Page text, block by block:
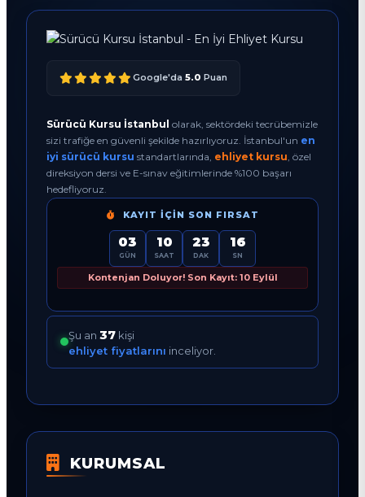
Google'da 5.0 Puan
Sürücü Kursu İstanbul olarak, sektördeki tecrübemizle
sizi trafiğe en güvenli şekilde hazırlıyoruz. İstanbul'un en
iyi sürücü kursu standartlarında, ehliyet kursu , özel
direksiyon dersi ve E-sınav eğitimlerinde %100 başarı
hedefliyoruz.
KAYIT İÇIN SON FIRSAT
03
GÜN
10
SAAT
23
DAK
15
SN
Kontenjan Doluyor! Son Kayıt: 10 Eylül
Şu an 37 kişi
ehliyet fiyatlarını inceliyor.
KURUMSAL